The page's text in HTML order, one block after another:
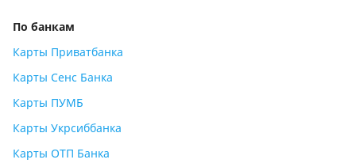
По банкам
Карты Приватбанка
Карты Сенс Банка
Карты ПУМБ
Карты Укрсиббанка
Карты ОТП Банка